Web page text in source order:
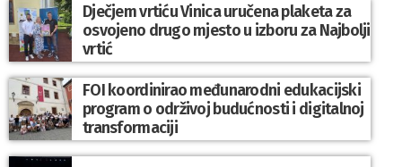
Dječjem vrtiću Vinica uručena plaketa za
osvojeno drugo mjesto u izboru za Najbolji
vrtić
FOI koordinirao međunarodni edukacijski
program o održivoj budućnosti i digitalnoj
transformaciji